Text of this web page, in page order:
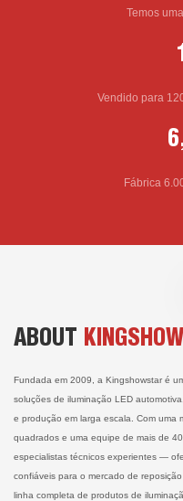
Temos
Vendido para
Fábrica
ABOUT
Fundada em 2009, a Kingshowstar é
soluções de iluminação LED
e produção em larga escala. Com uma
quadrados e uma equipe de mais de
especialistas técnicos experientes —
confiáveis ​​para o mercado de
linha completa de produtos de